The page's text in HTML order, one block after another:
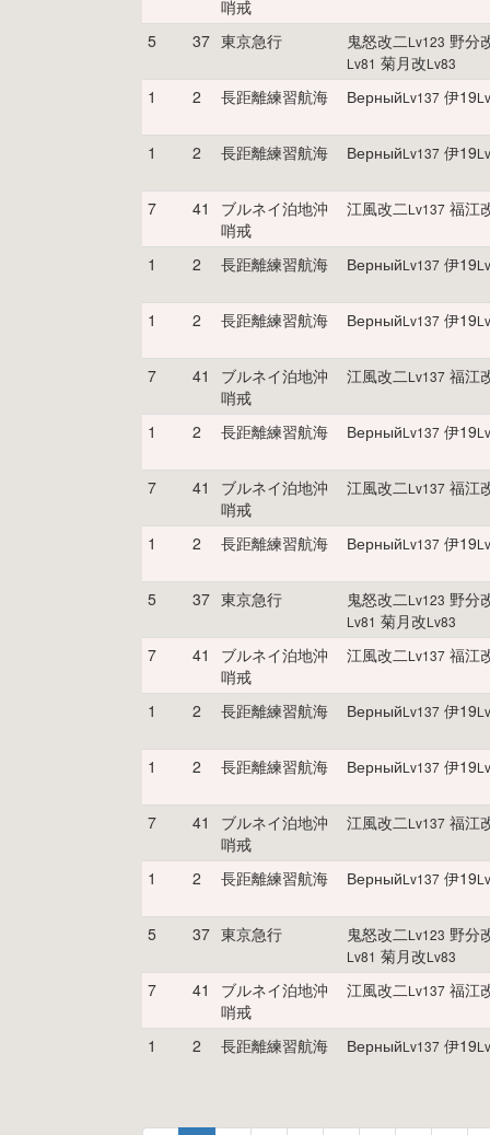
哨戒
5 37 東京急行 鬼怒改二Lv123 野分
Lv81 菊月改Lv83
1 2 長距離練習航海 ВерныйLv137 伊19Lv
1 2 長距離練習航海 ВерныйLv137 伊19Lv
7 41
ブルネイ泊地沖
哨戒
江風改二Lv137 福江
1 2 長距離練習航海 ВерныйLv137 伊19Lv
1 2 長距離練習航海 ВерныйLv137 伊19Lv
7 41
ブルネイ泊地沖
哨戒
江風改二Lv137 福江
1 2 長距離練習航海 ВерныйLv137 伊19Lv
7 41
ブルネイ泊地沖
哨戒
江風改二Lv137 福江
1 2 長距離練習航海 ВерныйLv137 伊19Lv
5 37 東京急行 鬼怒改二Lv123 野分
Lv81 菊月改Lv83
7 41
ブルネイ泊地沖
哨戒
江風改二Lv137 福江
1 2 長距離練習航海 ВерныйLv137 伊19Lv
1 2 長距離練習航海 ВерныйLv137 伊19Lv
7 41
ブルネイ泊地沖
哨戒
江風改二Lv137 福江
1 2 長距離練習航海 ВерныйLv137 伊19Lv
5 37 東京急行 鬼怒改二Lv123 野分
Lv81 菊月改Lv83
7 41
ブルネイ泊地沖
哨戒
江風改二Lv137 福江
1 2 長距離練習航海 ВерныйLv137 伊19Lv